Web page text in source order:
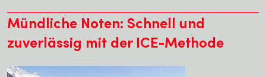
Mündliche Noten: Schnell und
zuverlässig mit der ICE-Methode